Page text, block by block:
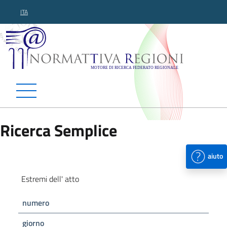
ITA
Normattiva Regioni -
Ricerca Semplice
aiuto
Estremi dell' atto
numero
giorno